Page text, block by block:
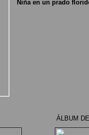
Niña en un prado
ÁLBUM